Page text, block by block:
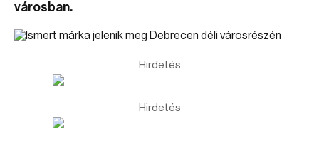
városban.
Hirdetés
Hirdetés